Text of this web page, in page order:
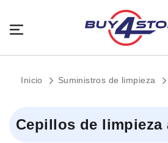
Inicio Suministros de limpieza
Cepillos de limpieza